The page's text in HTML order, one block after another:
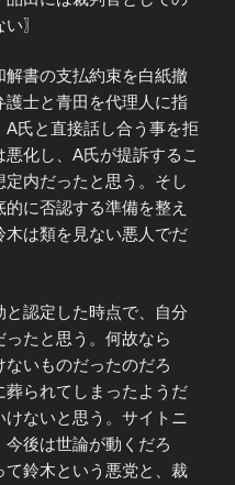
〗
解書の支払約束を白紙撤
士と青田を代理人に指
氏と直接話し合う事を拒
化し、A氏が提訴するこ
内だったと思う。そし
に否認する準備を整え
は類を見ない悪人でだ
と認定した時点で、自分
たと思う。何故なら
いものだったのだろ
葬られてしまったようだ
ないと思う。サイトニ
今後は世論が動くだろ
て鈴木という悪党と、裁